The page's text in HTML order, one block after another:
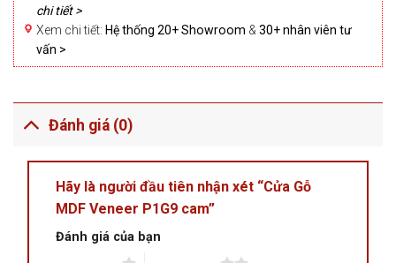
chi tiết >
Xem chi tiết: Hệ thống 20+ Showroom & 30+ nhân viên tư
vấn >
Đánh giá (0)
Hãy là người đầu tiên nhận xét “Cửa Gỗ
MDF Veneer P1G9 cam”
Đánh giá của bạn